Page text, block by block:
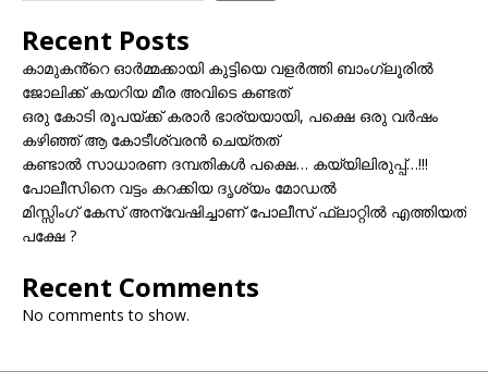
Recent Posts
കാമുകൻ്റെ ഓർമ്മക്കായി കുട്ടിയെ വളർത്തി ബാംഗ്ലൂരിൽ
ജോലിക്ക് കയറിയ മീര അവിടെ കണ്ടത്
ഒരു കോടി രൂപയ്ക്ക് കരാർ ഭാര്യയായി, പക്ഷെ ഒരു വർഷം
കഴിഞ്ഞ് ആ കോടീശ്വരൻ ചെയ്തത്
കണ്ടാൽ സാധാരണ ദമ്പതികൾ പക്ഷെ… കയ്യിലിരുപ്പ്…!!!
പോലീസിനെ വട്ടം കറക്കിയ ദൃശ്യം മോഡല്‍
മിസ്സിംഗ് കേസ് അന്വേഷിച്ചാണ് പോലീസ് ഫ്ലാറ്റിൽ എത്തിയത്
പക്ഷേ ?
Recent Comments
No comments to show.